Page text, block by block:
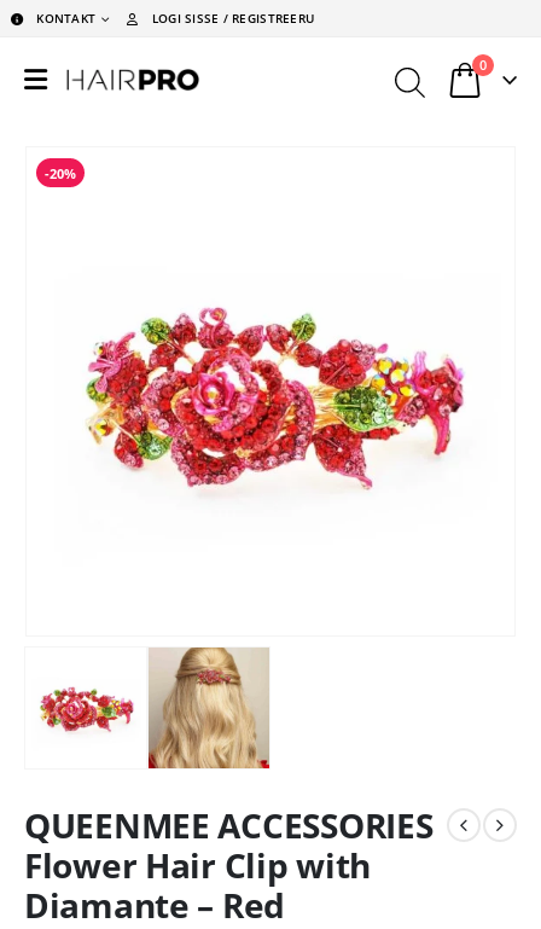
KONTAKT LOGI SISSE / REGISTREERU
0
-20%
QUEENMEE ACCESSORIES
Flower Hair Clip with
Diamante – Red